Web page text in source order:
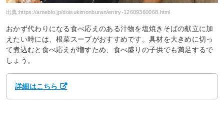
出典: https://ameblo.jp/doisukimonburan/entry-12609360068.html
おかず代わりになる食べ応えのある汁物を塩焼きそばの献立に加
えたい時には、根菜スープがおすすめです。具材を大きめに切っ
て煮込むと食べ応えが増すため、食べ盛りの子供でも満足するで
しょう。
詳細はこちら